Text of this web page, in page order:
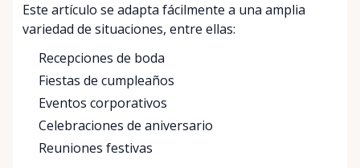
Este artículo se adapta fácilmente a una amplia
variedad de situaciones, entre ellas:
Recepciones de boda
Fiestas de cumpleaños
Eventos corporativos
Celebraciones de aniversario
Reuniones festivas